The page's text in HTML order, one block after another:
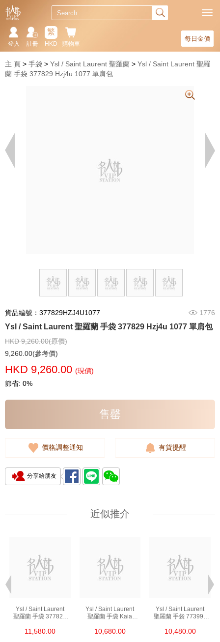
每日金價
購物車
繁
HKD
註冊
登入
主 頁 手袋 Ysl / Saint Laurent 聖羅蘭
Ysl / Saint Laurent 聖羅
蘭 手袋 377829 Hzj4u 1077 單肩包
貨品編號：377829HZJ4U1077 1776
Ysl / Saint Laurent 聖羅蘭 手袋 377829 Hzj4u 1077 單肩包
HKD 9,260.00(原價)
9,260.00(參考價)
HKD 9,260.00 (現價)
節省: 0%
售罄
價格調整通知 有貨提醒
分享給朋友
近似推介
Ysl / Saint Laurent
聖羅蘭 手袋 377828
斜挎包
11,580.00
Ysl / Saint Laurent
聖羅蘭 手袋 Kaia
單肩包/斜挎包
10,680.00
Ysl / Saint Laurent
聖羅蘭 手袋 773995
斜挎包/手提包
10,480.00